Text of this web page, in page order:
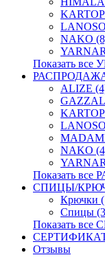
NAKO
Показать
ALIZE
NAKO
Показать
СПИЦЫ/
Крючки
Спицы
Показать
Отзывы